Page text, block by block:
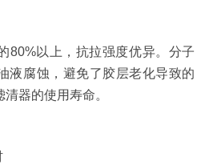
80%以上，抗拉强度优异。分子
液腐蚀，避免了胶层老化导致的
器的使用寿命。